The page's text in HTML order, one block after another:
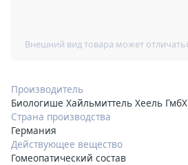
Производитель
Биологише Хайльмиттель Хеель ГмбХ
Страна производства
Германия
Действующее вещество
Гомеопатический состав